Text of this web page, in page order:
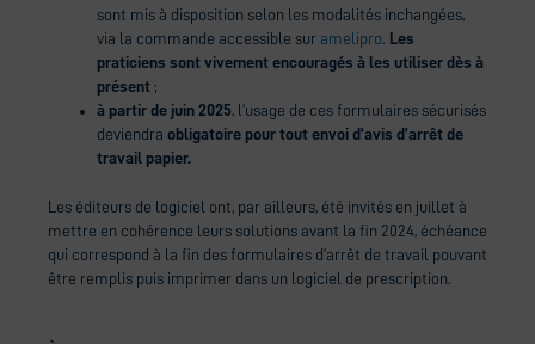
sont mis à disposition selon les modalités inchangées,
via la commande accessible sur amelipro
Les
praticiens sont vivement encouragés à les utiliser dès à
présent ;
à partir de juin 2025, l’usage de ces formulaires sécurisés
deviendra obligatoire pour tout envoi d’avis d’arrêt de
travail papier.
Les éditeurs de logiciel ont, par ailleurs, été invités en juillet à
mettre en cohérence leurs solutions avant la fin 2024, échéance
qui correspond à la fin des formulaires d’arrêt de travail pouvant
être remplis puis imprimer dans un logiciel de prescription.